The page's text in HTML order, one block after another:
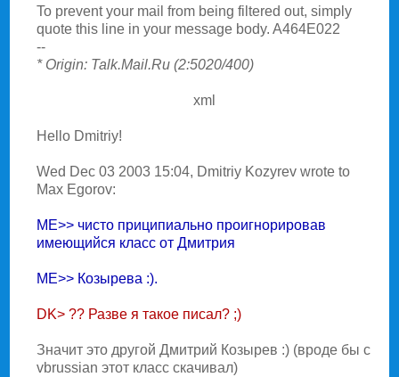
To prevent your mail from being filtered out, simply
quote this line in your message body. A464E022
--
* Origin: Talk.Mail.Ru (2:5020/400)
xml
Hello Dmitriy!
Wed Dec 03 2003 15:04, Dmitriy Kozyrev wrote to
Max Egorov:
ME>> чисто приципиально проигнорировав
имеющийся класс от Дмитрия
ME>> Козырева :).
DK> ?? Разве я такое писал? ;)
Значит это другой Дмитрий Козырев :) (вроде бы с
vbrussian этот класс скачивал)